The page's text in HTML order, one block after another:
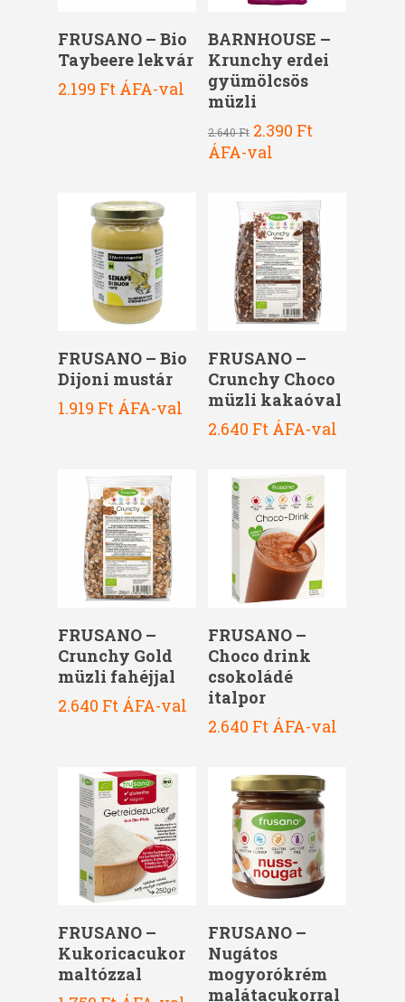
Kosárba Teszem
FRUSANO – Bio
Taybeere lekvár
2.199 Ft ÁFA-val
Kosárba Teszem
BARNHOUSE –
Krunchy erdei
gyümölcsös
müzli
2.640Ft Original
price
2.390 FtCurrent
ÁFA-val
Kosárba Teszem
FRUSANO – Bio
Dijoni mustár
1.919 Ft ÁFA-val
Kosárba Teszem
FRUSANO –
Crunchy Choco
müzli kakaóval
2.640 Ft ÁFA-val
Kosárba Teszem
FRUSANO –
Crunchy Gold
müzli fahéjjal
2.640 Ft ÁFA-val
Kosárba Teszem
FRUSANO –
Choco drink
csokoládé
italpor
2.640 Ft ÁFA-val
Kosárba Teszem
FRUSANO –
Kukoricacukor
maltózzal
Kosárba Teszem
FRUSANO –
Nugátos
mogyorókrém
malátacukorral